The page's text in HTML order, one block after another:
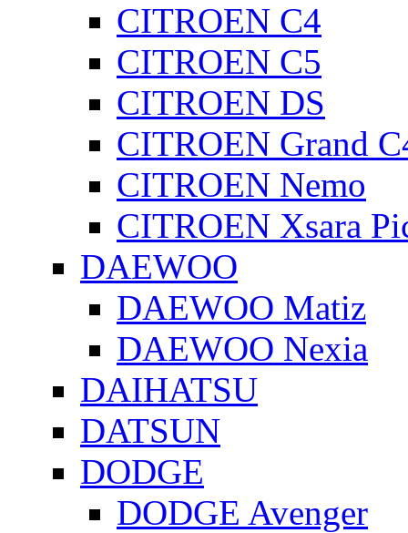
CITROEN C4
CITROEN C5
CITROEN DS
CITROEN Grand
CITROEN Nemo
CITROEN Xsara
DAEWOO
DAEWOO Matiz
DAEWOO Nexia
DAIHATSU
DATSUN
DODGE
DODGE Avenger